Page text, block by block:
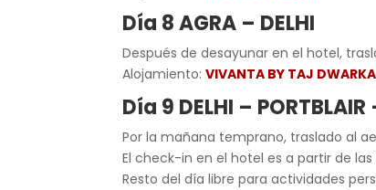
Día 8 AGRA – DELHI
Después de desayunar en el hotel,
Alojamiento:VIVANTA BY TAJ DWARKA
Día 9 DELHI –
Por la mañana temprano, traslado al
El check-in en el hotel es a partir de las
Resto del día libre para actividades